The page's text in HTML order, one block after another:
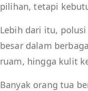
pilihan, tetapi
Lebih dari itu,
besar dalam
ruam, hingga kulit
Banyak orang tua